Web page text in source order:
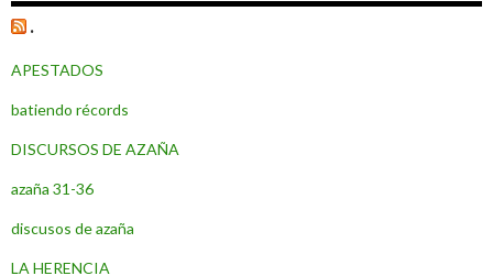
.
APESTADOS
batiendo récords
DISCURSOS DE AZAÑA
azaña 31-36
discusos de azaña
LA HERENCIA